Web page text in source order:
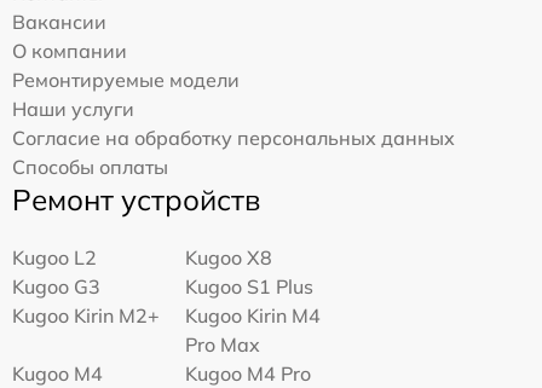
Вакансии
О компании
Ремонтируемые модели
Наши услуги
Согласие на обработку персональных данных
Способы оплаты
Ремонт устройств
Kugoo L2
Kugoo X8
Kugoo G3
Kugoo S1 Plus
Kugoo Kirin M2+
Kugoo Kirin M4
Pro Max
Kugoo M4
Kugoo M4 Pro